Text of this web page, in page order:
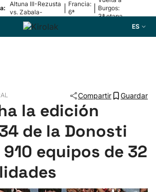
Altuna III-Rezusta
vs. Zabala-
Zabaleta
Francia:
6ª
Burgos:
3ª etapa
ES
Compartir Guardar
la edición
de la Donosti
equipos de 32